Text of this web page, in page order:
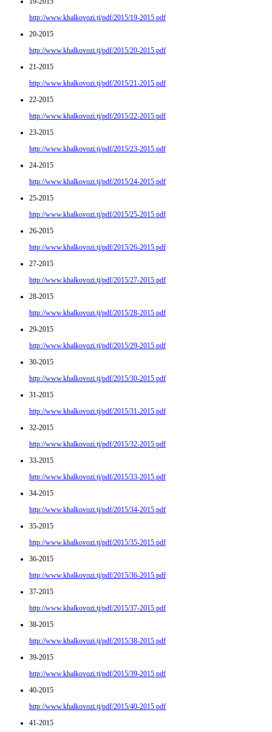
http://www.khalkovozi.tj/pdf/2015/19-2015.pdf
20-2015
http://www.khalkovozi.tj/pdf/2015/20-2015.pdf
21-2015
http://www.khalkovozi.tj/pdf/2015/21-2015.pdf
22-2015
http://www.khalkovozi.tj/pdf/2015/22-2015.pdf
23-2015
http://www.khalkovozi.tj/pdf/2015/23-2015.pdf
24-2015
http://www.khalkovozi.tj/pdf/2015/24-2015.pdf
25-2015
http://www.khalkovozi.tj/pdf/2015/25-2015.pdf
26-2015
http://www.khalkovozi.tj/pdf/2015/26-2015.pdf
27-2015
http://www.khalkovozi.tj/pdf/2015/27-2015.pdf
28-2015
http://www.khalkovozi.tj/pdf/2015/28-2015.pdf
29-2015
http://www.khalkovozi.tj/pdf/2015/29-2015.pdf
30-2015
http://www.khalkovozi.tj/pdf/2015/30-2015.pdf
31-2015
http://www.khalkovozi.tj/pdf/2015/31-2015.pdf
32-2015
http://www.khalkovozi.tj/pdf/2015/32-2015.pdf
33-2015
http://www.khalkovozi.tj/pdf/2015/33-2015.pdf
34-2015
http://www.khalkovozi.tj/pdf/2015/34-2015.pdf
35-2015
http://www.khalkovozi.tj/pdf/2015/35-2015.pdf
36-2015
http://www.khalkovozi.tj/pdf/2015/36-2015.pdf
37-2015
http://www.khalkovozi.tj/pdf/2015/37-2015.pdf
38-2015
http://www.khalkovozi.tj/pdf/2015/38-2015.pdf
39-2015
http://www.khalkovozi.tj/pdf/2015/39-2015.pdf
40-2015
http://www.khalkovozi.tj/pdf/2015/40-2015.pdf
41-2015